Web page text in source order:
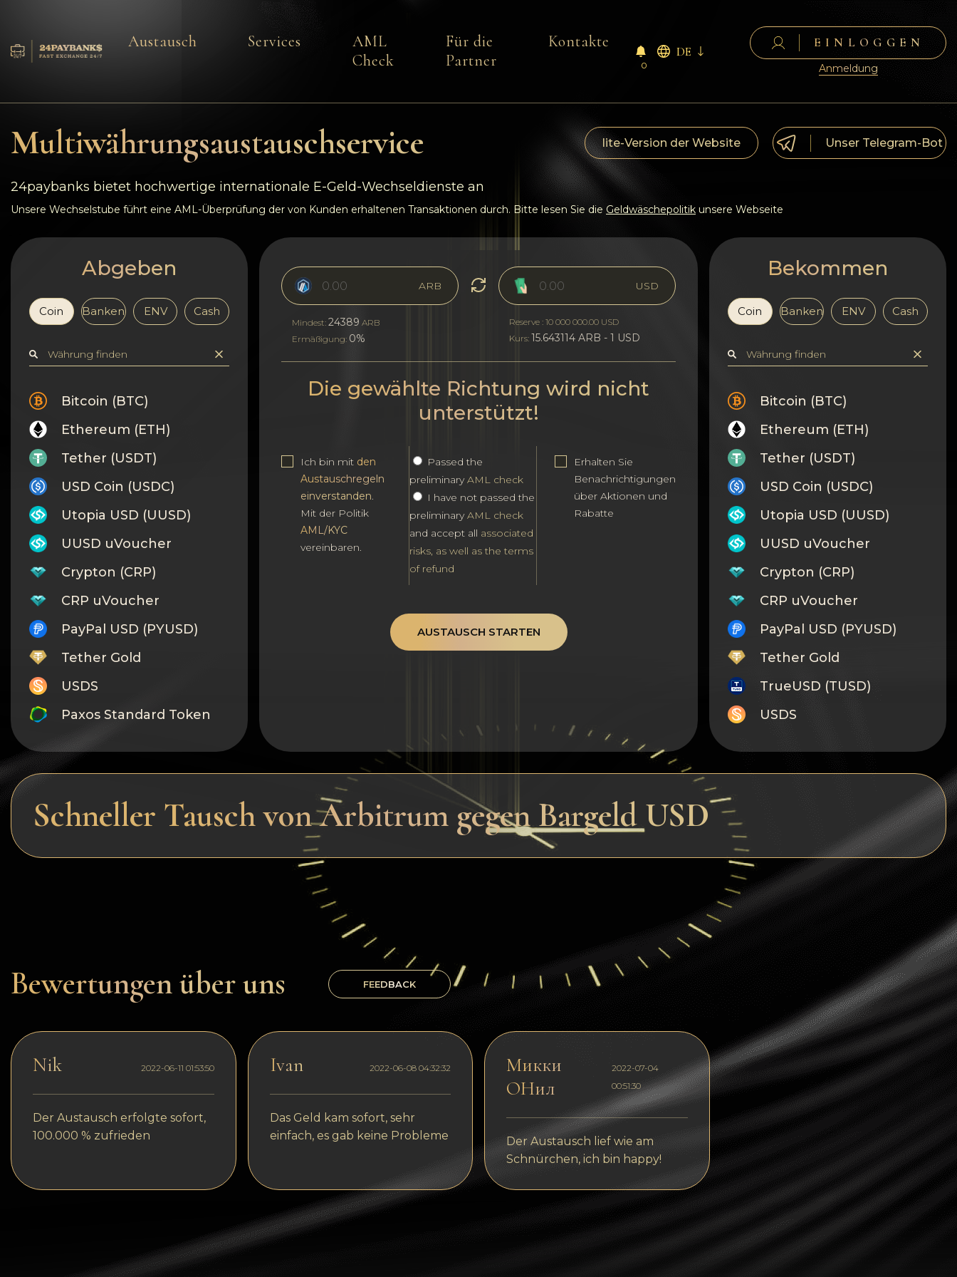
Reserven
Feedback
Regeln
AML/CFT
Vertraulichkeit
Kontakte
Wiki
FAQ
Ruf
Standortkarte
Austausch Services
AML
Check
Für die
Partner
Kontakte
0
DE
EINLOGGEN
Anmeldung
Multiwährungsaustauschservice lite-Version der Website Unser Telegram-Bot
24paybanks bietet hochwertige internationale E-Geld-Wechseldienste an
Unsere Wechselstube führt eine AML-Überprüfung der von Kunden erhaltenen Transaktionen durch. Bitte lesen Sie die Geldwäschepolitik unsere Webseite
Abgeben
Coin Banken ENV Cash
Bitcoin (BTC)
Ethereum (ETH)
Tether (USDT)
USD Coin (USDC)
Utopia USD (UUSD)
UUSD uVoucher
Crypton (CRP)
CRP uVoucher
PayPal USD (PYUSD)
Tether Gold
USDS
Paxos Standard Token
Tron
Litecoin
GRAM
Notcoin (NOT)
Dash
Solana
Cardano (ADA)
Bitcoin Cash
Cosmos (ATOM)
ARB
Mindest:24389 ARB
Ermäßigung: 0%
USD
Reserve : 10 000 000.00 USD
Kurs: 15.643114 ARB - 1 USD
Die gewählte Richtung wird nicht
unterstützt!
Ich bin mit den
Austauschregeln
einverstanden.
Mit der Politik
AML/KYC
vereinbaren.
Passed the
preliminary AML check
I have not passed the
preliminary AML check
and accept all associated
risks, as well as the terms
of refund
Erhalten Sie
Benachrichtigungen
über Aktionen und
Rabatte
AUSTAUSCH STARTEN
Bekommen
Coin Banken ENV Cash
Bitcoin (BTC)
Ethereum (ETH)
Tether (USDT)
USD Coin (USDC)
Utopia USD (UUSD)
UUSD uVoucher
Crypton (CRP)
CRP uVoucher
PayPal USD (PYUSD)
Tether Gold
TrueUSD (TUSD)
USDS
Tron
Notcoin (NOT)
BNB BEP20
Stellar
Solana
Polygon (POL)
Ethereum classic (ETC)
Cardano (ADA)
Bitcoin Cash
Bitcoin SV (BSV)
Arbitrum
Optimism (OP)
Cosmos (ATOM)
Schneller Tausch von Arbitrum gegen Bargeld USD
Bewertungen über uns FEEDBACK
Nik 2022-06-11 01:53:50
Der Austausch erfolgte sofort,
100.000 % zufrieden
Ivan 2022-06-08 04:32:32
Das Geld kam sofort, sehr
einfach, es gab keine Probleme
Микки
ОНил
2022-07-04
00:51:30
Der Austausch lief wie am
Schnürchen, ich bin happy!